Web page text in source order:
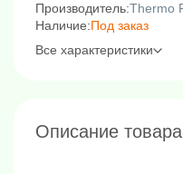
Производитель:Thermo
Наличие:Под заказ
Все характеристики
Описание товара